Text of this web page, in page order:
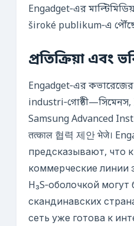
Engadget‑এর
široké publikum‑এ
প্রতিক্রিয়া এবং
Engadget‑এর
Samsung Advanced
तत्काल 협력 제안 भेजे।
предсказывают, что
коммерческие линии
H₃S‑оболочкой
скандинавских
сеть уже готова к